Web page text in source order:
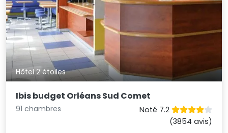
Hôtel 2 étoiles
Ibis budget Orléans Sud Comet
91 chambres
Noté 7.2
(3854 avis)